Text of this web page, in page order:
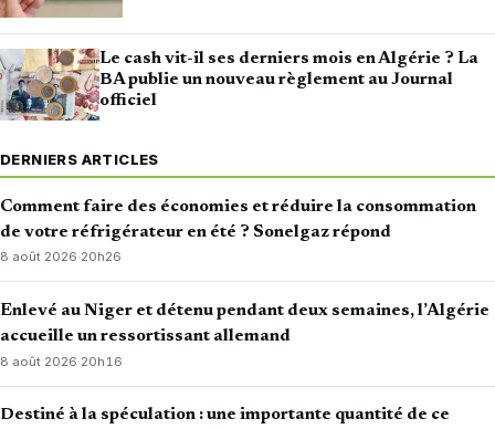
Le cash vit-il ses derniers mois en Algérie ? La
BA publie un nouveau règlement au Journal
officiel
DERNIERS ARTICLES
Comment faire des économies et réduire la consommation
de votre réfrigérateur en été ? Sonelgaz répond
8 août 2026·20h26
Enlevé au Niger et détenu pendant deux semaines, l’Algérie
accueille un ressortissant allemand
8 août 2026·20h16
Destiné à la spéculation : une importante quantité de ce